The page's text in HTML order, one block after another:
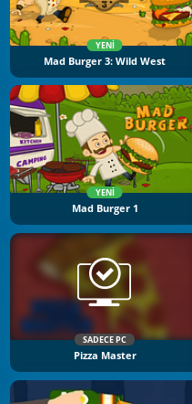
YENI
Mad Burger 3: Wild West
YENI
Mad Burger 1
SADECE PC
Pizza Master